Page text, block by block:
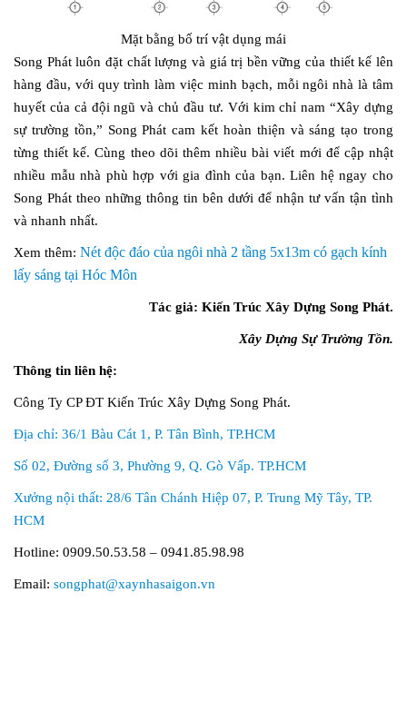
Mặt bằng bố trí vật dụng mái
Song Phát luôn đặt chất lượng và giá trị bền vững của thiết kế lên
hàng đầu, với quy trình làm việc minh bạch, mỗi ngôi nhà là tâm
huyết của cả đội ngũ và chủ đầu tư. Với kim chỉ nam “Xây dựng
sự trường tồn,” Song Phát cam kết hoàn thiện và sáng tạo trong
từng thiết kế. Cùng theo dõi thêm nhiều bài viết mới để cập nhật
nhiều mẫu nhà phù hợp với gia đình của bạn. Liên hệ ngay cho
Song Phát theo những thông tin bên dưới để nhận tư vấn tận tình
và nhanh nhất.
Xem thêm: Nét độc đáo của ngôi nhà 2 tầng 5x13m có gạch kính
lấy sáng tại Hóc Môn
Tác giả: Kiến Trúc Xây Dựng Song Phát.
Xây Dựng Sự Trường Tồn.
Thông tin liên hệ:
Công Ty CP ĐT Kiến Trúc Xây Dựng Song Phát.
Địa chỉ: 36/1 Bàu Cát 1, P. Tân Bình, TP.HCM
Số 02, Đường số 3, Phường 9, Q. Gò Vấp. TP.HCM
Xưởng nội thất: 28/6 Tân Chánh Hiệp 07, P. Trung Mỹ Tây, TP.
HCM
Hotline: 0909.50.53.58 – 0941.85.98.98
Email: songphat@xaynhasaigon.vn